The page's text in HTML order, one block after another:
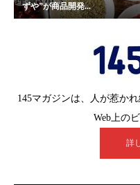
ずや”が商品開発...
145マガジンは、人が惹か
Web上の
詳